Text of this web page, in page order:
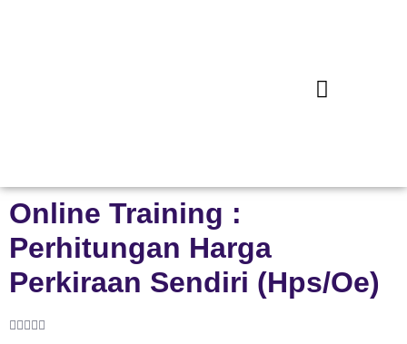
Online Training :
Perhitungan Harga
Perkiraan Sendiri (Hps/Oe)
    